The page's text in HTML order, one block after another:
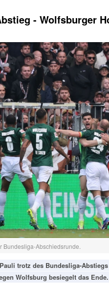
- Wolfsburger
Bundesliga-Abschiedsrunde.
trotz des Bundesliga-
Wolfsburg besiegelt das